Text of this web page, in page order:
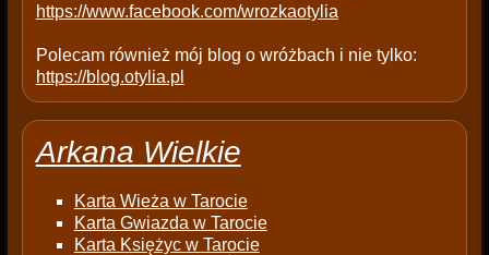
https://www.facebook.com/wrozkaotylia
Polecam również mój blog o wróżbach i nie tylko:
https://blog.otylia.pl
Arkana Wielkie
Karta Wieża w Tarocie
Karta Gwiazda w Tarocie
Karta Księżyc w Tarocie